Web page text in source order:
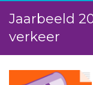
Projecten
Over IVM
Actueel
Jaarbeeld
verkeer